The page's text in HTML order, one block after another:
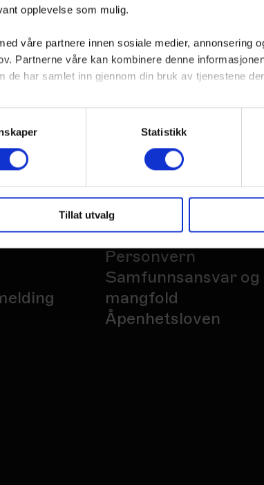
opplevelse som mulig.
våre partnere innen sosiale medier, annonsering
Partnerne våre kan kombinere denne
de har samlet inn gjennom din bruk av tjenestene
og vi oppfordrer deg til å lese mer om
Statistikk
Tillat utvalg
Personvern
Samfunnsansvar og
mangfold
Åpenhetsloven